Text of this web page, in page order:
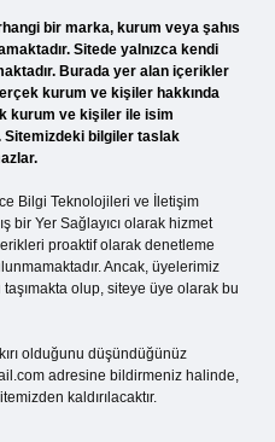
bir marka, kurum veya şahıs
Sitede yalnızca kendi
Burada yer alan içerikler
kurum ve kişiler hakkında
kurum ve kişiler ile isim
Sitemizdeki bilgiler taslak
Bilgi Teknolojileri ve İletişim
bir Yer Sağlayıcı olarak hizmet
proaktif olarak denetleme
Ancak, üyelerimiz
olup, siteye üye olarak bu
olduğunu düşündüğünüz
adresine bildirmeniz halinde,
kaldırılacaktır.